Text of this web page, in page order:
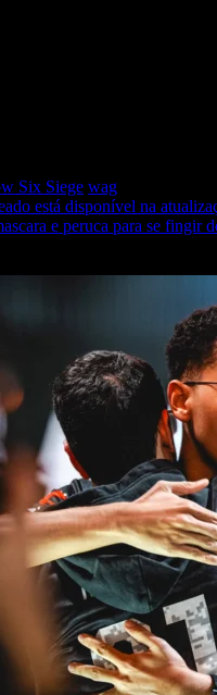
Six Siege wag
está disponível na
e peruca para se fingir